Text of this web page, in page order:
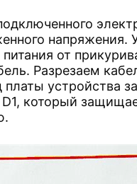
напряжения.
от
Разрезаем
устройства
который